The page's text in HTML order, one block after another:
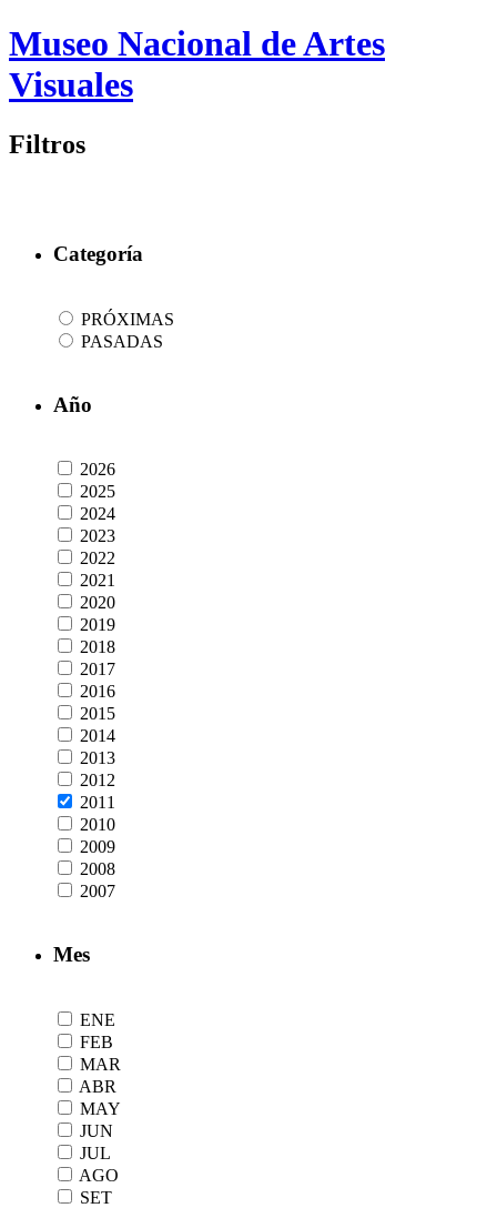
Logo
MNAV
Museo Nacional de Artes
Visuales
Filtros
Categoría
PRÓXIMAS
PASADAS
Año
2026
2025
2024
2023
2022
2021
2020
2019
2018
2017
2016
2015
2014
2013
2012
2011
2010
2009
2008
2007
Mes
ENE
FEB
MAR
ABR
MAY
JUN
JUL
AGO
SET